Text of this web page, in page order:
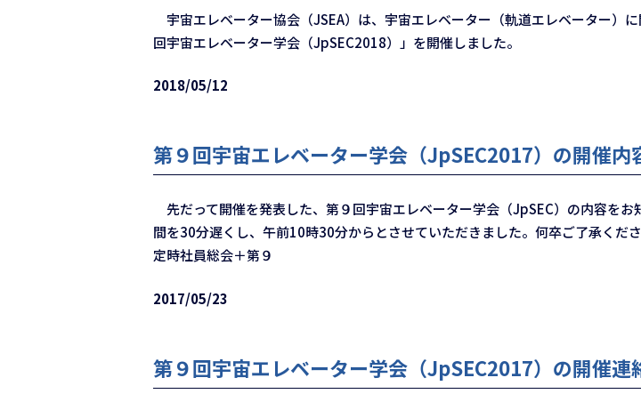
宇宙エレベーター協会（JSEA）は、宇宙エレベーター（軌道エレベーター）
回宇宙エレベーター学会（JpSEC2018）」を開催しました。
2018/05/12
第９回宇宙エレベーター学会（JpSEC2017）の開催内
先だって開催を発表した、第９回宇宙エレベーター学会（JpSEC）の内容を
間を30分遅くし、午前10時30分からとさせていただきました。何卒ご了承くだ
定時社員総会＋第９
2017/05/23
第９回宇宙エレベーター学会（JpSEC2017）の開催連